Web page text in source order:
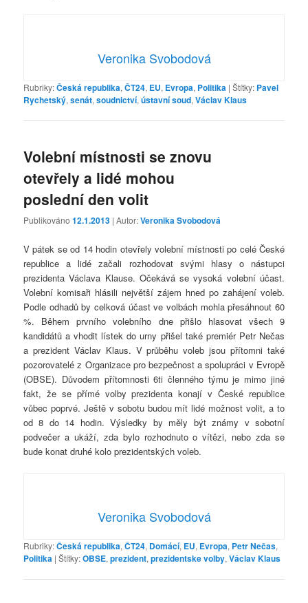
Veronika Svobodová
Rubriky:Česká republika,ČT24, EU, Evropa, Politika |Štítky: Pavel
Rychetský,senát,soudnictví,ústavní soud,Václav Klaus
Volební místnosti se znovu
otevřely a lidé mohou
poslední den volit
Publikováno12.1.2013 | Autor:Veronika Svobodová
V pátek se od 14 hodin otevřely volební místnosti po celé České
republice a lidé začali rozhodovat svými hlasy o nástupci
prezidenta Václava Klause. Očekává se vysoká volební účast.
Volební komisaři hlásili největší zájem hned po zahájení voleb.
Podle odhadů by celková účast ve volbách mohla přesáhnout 60
%. Během prvního volebního dne přišlo hlasovat všech 9
kandidátů a vhodit lístek do urny přišel také premiér Petr Nečas
a prezident Václav Klaus. V průběhu voleb jsou přítomni také
pozorovatelé z Organizace pro bezpečnost a spolupráci v Evropě
(OBSE). Důvodem přítomnosti 6ti členného týmu je mimo jiné
fakt, že se přímé volby prezidenta konají v České republice
vůbec poprvé. Ještě v sobotu budou mít lidé možnost volit, a to
od 8 do 14 hodin. Výsledky by měly být známy v sobotní
podvečer a ukáží, zda bylo rozhodnuto o vítězi, nebo zda se
bude konat druhé kolo prezidentských voleb.
Veronika Svobodová
Rubriky:Česká republika,ČT24, Domácí, EU, Evropa, Petr Nečas,
Politika |Štítky:OBSE,prezident,prezidentske volby,Václav Klaus